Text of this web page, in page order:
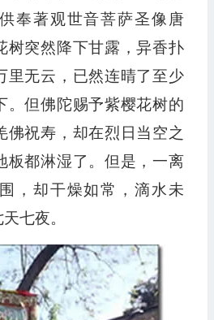
奉著观世音菩萨圣像唐
树突然降下甘露，异香扑
里无云，已然连晴了至少
。但佛陀赐予紫樱花树的
佛祝寿，却在烈日当空之
板都淋湿了。但是，一离
，却干燥如常，滴水未
七夜。